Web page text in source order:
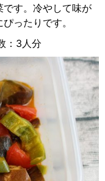
す。冷やして味が
ったりです。
：3人分